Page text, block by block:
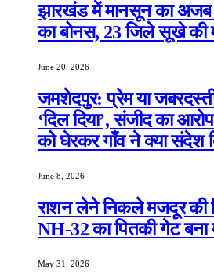
झारखंड में मानसून का अजब
का बोनस, 23 जिले सूखे की
June 20, 2026
जमशेदपुर: प्रेम या
‘दिल दिया’, संजीद का
को घेरकर गाँव ने क्या संदेश
June 8, 2026
राशन लेने निकले मजदूर की
NH-32 का पितकी गेट बना
May 31, 2026